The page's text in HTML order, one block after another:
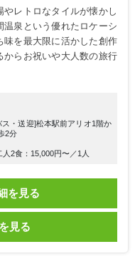
レトロなタイルが懐かし
泉という優れたロケーシ
味を最大限に活かした創作
らお祝いや大人数の旅行
・送迎]松本駅前アリオ1階か
2分
2食：15,000円〜／1人
を見る
見る